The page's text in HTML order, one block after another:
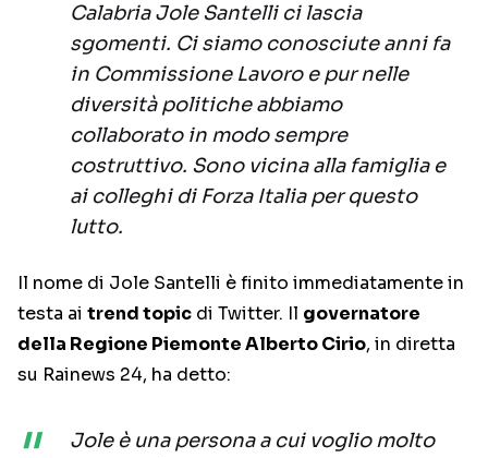
Calabria Jole Santelli ci lascia
sgomenti. Ci siamo conosciute anni fa
in Commissione Lavoro e pur nelle
diversità politiche abbiamo
collaborato in modo sempre
costruttivo. Sono vicina alla famiglia e
ai colleghi di Forza Italia per questo
lutto.
Il nome di Jole Santelli è finito immediatamente in
testa ai trend topic di Twitter. Il governatore
della Regione Piemonte Alberto Cirio, in diretta
su Rainews 24, ha detto:
Jole è una persona a cui voglio molto